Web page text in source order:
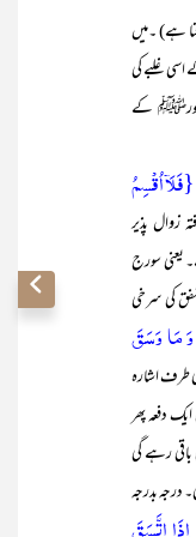
ہے) ۔میں
اسی غلبے کی
کے
{فَلَاۤ اُقۡسِمُ
زوال پذیر
یعنی سورج
کی سرخی
مَا وَسَقَ
طرف اشارہ
دفعہ پھر
رہے گی
درجہ بدرجہ